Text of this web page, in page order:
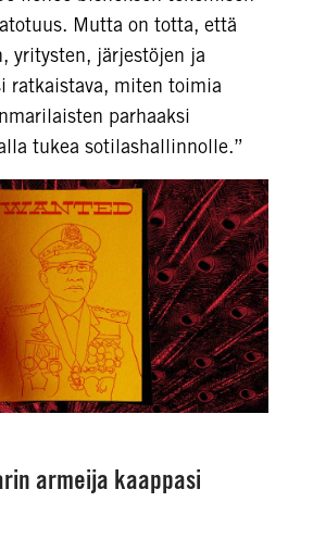
Mutta on totta, että
yritysten, järjestöjen ja
ratkaistava, miten toimia
parhaaksi
tukea sotilashallinnolle.”
armeija kaappasi